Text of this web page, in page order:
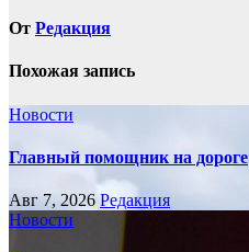
От Редакция
Похожая запись
Новости
Главный помощник на дороге
Авг 7, 2026 Редакция
Новости